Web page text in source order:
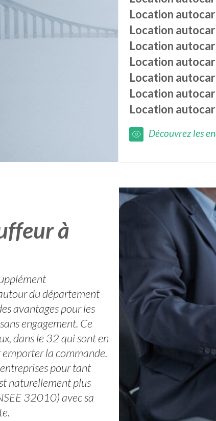
Location autocar
Location autocar
Location autocar
Location autocar
Location autocar
Location autocar
Location autocar
Découvrez les
à
du département
avantages pour les
engagement. Ce
dans le 32 qui sont en
emporter la commande.
pour tant
naturellement plus
32010) avec sa